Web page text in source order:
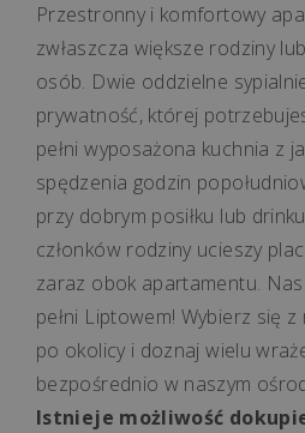
Przestronny i komfortowy
zwłaszcza większe rodziny
osób. Dwie oddzielne
prywatność, której
pełni wyposażona kuchnia z
spędzenia godzin
przy dobrym posiłku lub
członków rodziny ucieszy
zaraz obok apartamentu.
pełni Liptowem! Wybierz się
po okolicy i doznaj wielu
bezpośrednio w naszym
Istnieje możliwość